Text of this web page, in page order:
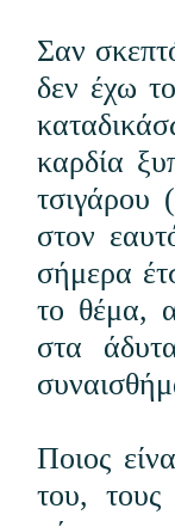
Σαν
δεν έχω
καρδία
τσιγάρου
στον
σήμερα
το θέμα,
στα
Ποιος
του,